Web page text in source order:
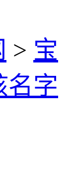
> 宝
名字